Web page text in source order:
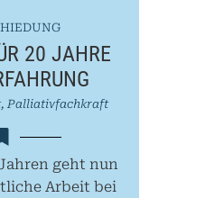
20 JAHRE
Palliativfachkraft
geht nun
Arbeit bei